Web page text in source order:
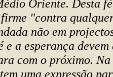
Oriente. Desta
"contra
não em
a esperança devem
com o próximo.
uma expressão